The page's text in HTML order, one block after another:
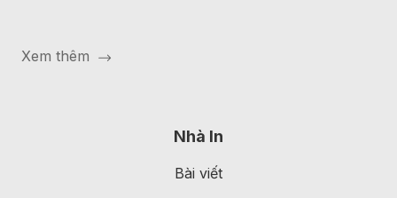
Xem thêm
Nhà In
Bài viết